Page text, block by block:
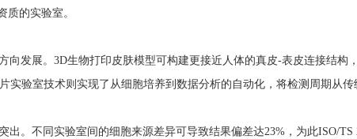
质的实验室。
向发展。3D生物打印皮肤模型可构建更接近人体的真皮-表皮连接结构
实验室技术则实现了从细胞培养到数据分析的自动化，将检测周期从
出。不同实验室间的细胞来源差异可导致结果偏差达23%，为此ISO/TS